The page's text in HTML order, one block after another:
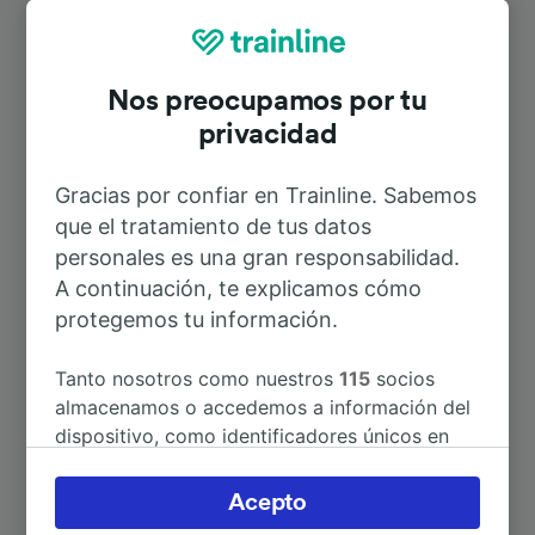
Rutas más populares desde Capo
Bonifati
A Nápoles 3h 12min
A Lamezia Terme 1h 12min
A Castiglione Cosentino 38min
A Diamante-Buonvicino
Nos preocupamos por tu
privacidad
Gracias por confiar en Trainline. Sabemos
que el tratamiento de tus datos
personales es una gran responsabilidad.
A continuación, te explicamos cómo
protegemos tu información.
Tanto nosotros como nuestros115 socios
almacenamos o accedemos a información del
dispositivo, como identificadores únicos en
Puedes aceptar o administrar tus preferencias
haciendo clic abajo, incluido el derecho de
Acepto